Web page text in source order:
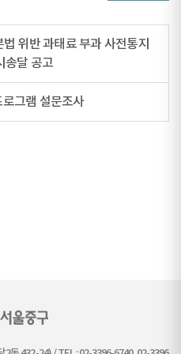
위반 과태료 부과 사전통지
송달 공고
그램 설문조사